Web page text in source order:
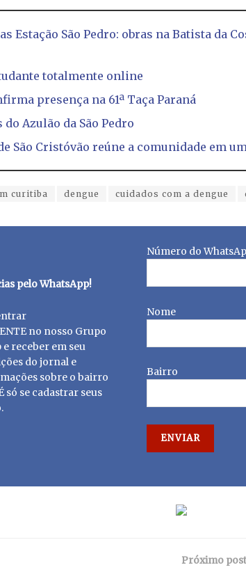
Estação São Pedro: obras na Batista da
totalmente online
presença na 61ª Taça Paraná
do Azulão da São Pedro
São Cristóvão reúne a comunidade em
curitiba dengue cuidados com a dengue
pelo WhatsApp!
no nosso Grupo
e receber em seu
do jornal e
sobre o bairro
só se cadastrar seus
Número do
Nome
Bairro
Próximo post